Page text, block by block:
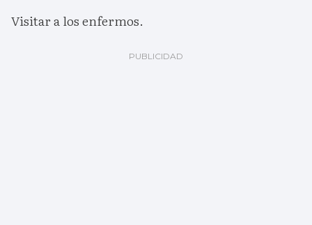
Visitar a los enfermos.